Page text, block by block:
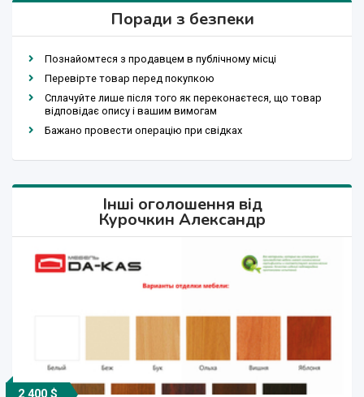
Поради з безпеки
Познайомтеся з продавцем в публічному місці
Перевірте товар перед покупкою
Сплачуйте лише після того як переконаєтеся, що товар
відповідає опису і вашим вимогам
Бажано провести операцію при свідках
Інші оголошення від
Курочкин Александр